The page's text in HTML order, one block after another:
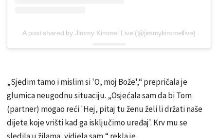
A post shared by Jimmy Kimmel Live (@jimmykimmellive)
„Sjedim tamo i mislim si 'O, moj Bože',“ prepričala je
glumica neugodnu situaciju. „Osjećala sam da bi Tom
(partner) mogao reći 'Hej, pitaj tu ženu želi li držati naše
dijete koje vrišti kad ga isključimo uređaj'. Krv mu se